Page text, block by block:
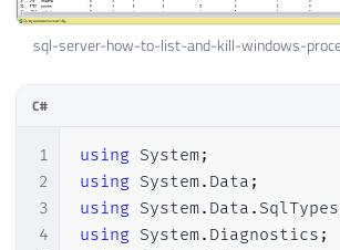
sql-server-how-to-list-and-kill-windows-
C#
1
2
3
4
using System;
using System. Data ;
using System. Data . SqlTypes
using System. Diagnostics ;